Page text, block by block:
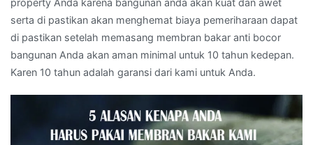
serta di pastikan akan menghemat biaya pemeriharaan dapat
di pastikan setelah memasang membran bakar anti bocor
bangunan Anda akan aman minimal untuk 10 tahun kedepan.
Karen 10 tahun adalah garansi dari kami untuk Anda.